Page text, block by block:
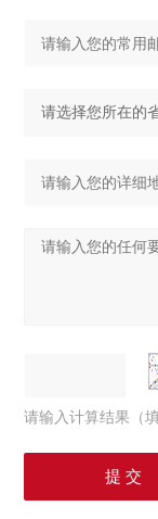
请输入计算结果（